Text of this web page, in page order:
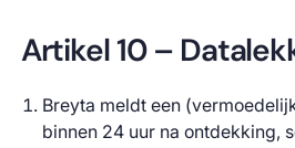
Artikel 10 –
Breyta meldt een
binnen 24 uur na ontdekking,